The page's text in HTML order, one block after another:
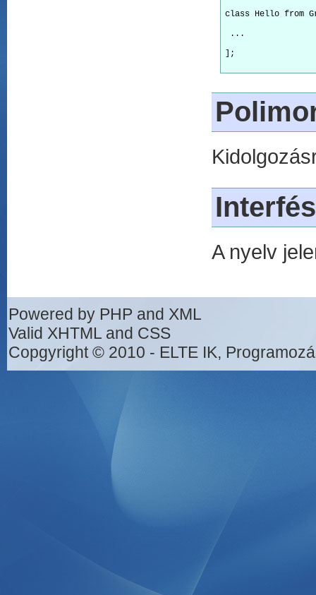
class Hello from
...
];
A nyelv
Powered by PHP and XML
Valid XHTML and CSS
Copgyright © 2010 - ELTE IK,